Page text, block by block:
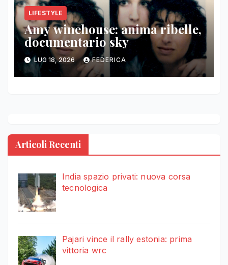
LIFESTYLE
Amy winehouse: anima ribelle,
documentario sky
LUG 18, 2026 FEDERICA
Articoli Recenti
India spazio privati: nuova corsa
tecnologica
Pajari vince il rally estonia: prima
vittoria wrc